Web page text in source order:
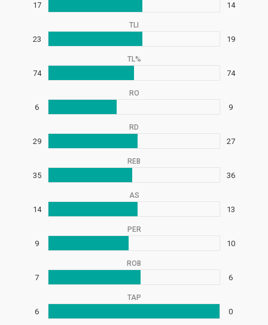
17 14
TLI
23 19
TL%
74 74
RO
6 9
RD
29 27
REB
35 36
AS
14 13
PER
9 10
ROB
7 6
TAP
6 0